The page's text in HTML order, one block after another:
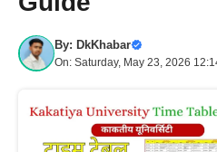
By: DkKhabar
On: Saturday, May 23, 2026